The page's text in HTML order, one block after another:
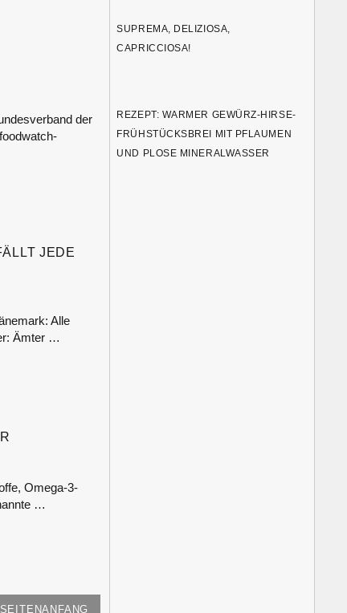
der
JEDE
Alle
Ämter …
Omega-3-
…
SEITENANFANG
SUPREMA, DELIZIOSA,
CAPRICCIOSA!
REZEPT: WARMER GEWÜRZ-HIRSE-
FRÜHSTÜCKSBREI MIT PFLAUMEN
UND PLOSE MINERALWASSER